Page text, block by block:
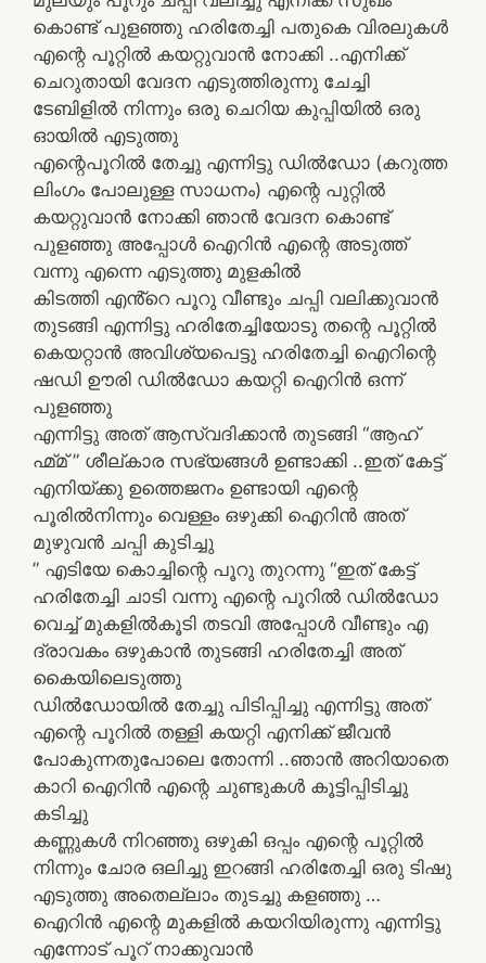
കൊണ്ട് പുളഞ്ഞു ഹരിതേച്ചി പതുകെ വിരലുകൾ
എന്റെ പൂറ്റിൽ കയറ്റുവാൻ നോക്കി ..എനിക്ക്
ചെറുതായി വേദന എടുത്തിരുന്നു ചേച്ചി
ടേബിളിൽ നിന്നും ഒരു ചെറിയ കുപ്പിയിൽ ഒരു
ഓയിൽ എടുത്തു
എന്റെപൂറിൽ തേച്ചു എന്നിട്ടു ഡിൽഡോ (കറുത്ത
ലിംഗം പോലുള്ള സാധനം) എന്റെ പുറ്റിൽ
കയറ്റുവാൻ നോക്കി ഞാൻ വേദന കൊണ്ട്
പുളഞ്ഞു അപ്പോൾ ഐറിൻ എന്റെ അടുത്ത്
വന്നു എന്നെ എടുത്തു മുളകിൽ
കിടത്തി എൻ്റെ പൂറു വീണ്ടും ചപ്പി വലിക്കുവാൻ
തുടങ്ങി എന്നിട്ടു ഹരിതേച്ചിയോടു തന്റെ പൂറ്റിൽ
കെയറ്റാൻ അവിശ്യപെട്ടു ഹരിതേച്ചി ഐറിന്റെ
ഷഡി ഊരി ഡിൽഡോ കയറ്റി ഐറിൻ ഒന്ന്
പുളഞ്ഞു
എന്നിട്ടു അത് ആസ്വദിക്കാൻ തുടങ്ങി “ആഹ്
ഹ്മ്മ് ” ശീല്കാര സഭ്യങ്ങൾ ഉണ്ടാക്കി ..ഇത് കേട്ട്
എനിയ്ക്കു ഉത്തെജനം ഉണ്ടായി എന്റെ
പൂരിൽനിന്നും വെള്ളം ഒഴുക്കി ഐറിൻ അത്
മുഴുവൻ ചപ്പി കുടിച്ചു
” എടിയേ കൊച്ചിന്റെ പൂറു തുറന്നു “ഇത് കേട്ട്
ഹരിതേച്ചി ചാടി വന്നു എന്റെ പൂറിൽ ഡിൽഡോ
വെച്ച് മുകളിൽകൂടി തടവി അപ്പോൾ വീണ്ടും എ
ദ്രാവകം ഒഴുകാൻ തുടങ്ങി ഹരിതേച്ചി അത്
കൈയിലെടുത്തു
ഡിൽഡോയിൽ തേച്ചു പിടിപ്പിച്ചു എന്നിട്ടു അത്
എന്റെ പൂറിൽ തള്ളി കയറ്റി എനിക്ക് ജീവൻ
പോകുന്നതുപോലെ തോന്നി ..ഞാൻ അറിയാതെ
കാറി ഐറിൻ എന്റെ ചുണ്ടുകൾ കൂട്ടിപ്പിടിച്ചു
കടിച്ചു
കണ്ണുകൾ നിറഞ്ഞു ഒഴുകി ഒപ്പം എന്റെ പൂറ്റിൽ
നിന്നും ചോര ഒലിച്ചു ഇറങ്ങി ഹരിതേച്ചി ഒരു ടിഷു
എടുത്തു അതെല്ലാം തുടച്ചു കളഞ്ഞു …
ഐറിൻ എന്റെ മുകളിൽ കയറിയിരുന്നു എന്നിട്ടു
എന്നോട് പൂറ് നാക്കുവാൻ